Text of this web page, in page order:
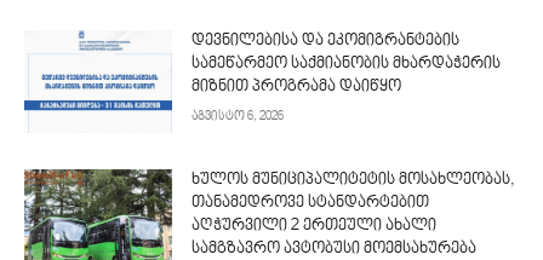
დევნილებისა და ეკომიგრანტების
სამეწარმეო საქმიანობის მხარდაჭერის
მიზნით პროგრამა დაიწყო
აგვისტო 6, 2026
ხულოს მუნიციპალიტეტის მოსახლეობას,
თანამედროვე სტანდარტებით
აღჭურვილი 2 ერთეული ახალი
სამგზავრო ავტობუსი მოემსახურება